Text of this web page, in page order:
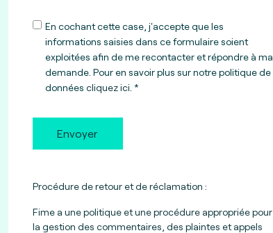
En cochant cette case, j'accepte que les
informations saisies dans ce formulaire soient
exploitées afin de me recontacter et répondre à ma
demande. Pour en savoir plus sur notre politique de
données cliquez ici
Envoyer
Procédure de retour et de réclamation :
Fime a une politique et une procédure appropriée pour
la gestion des commentaires, des plaintes et appels